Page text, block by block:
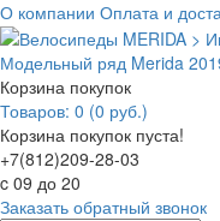
О компании Оплата и
Модельный ряд Merida
Корзина покупок
Товаров: 0 (0 руб.)
Корзина покупок пуста!
+7(812)209-28-03
c 09 до 20
Заказать обратный звонок